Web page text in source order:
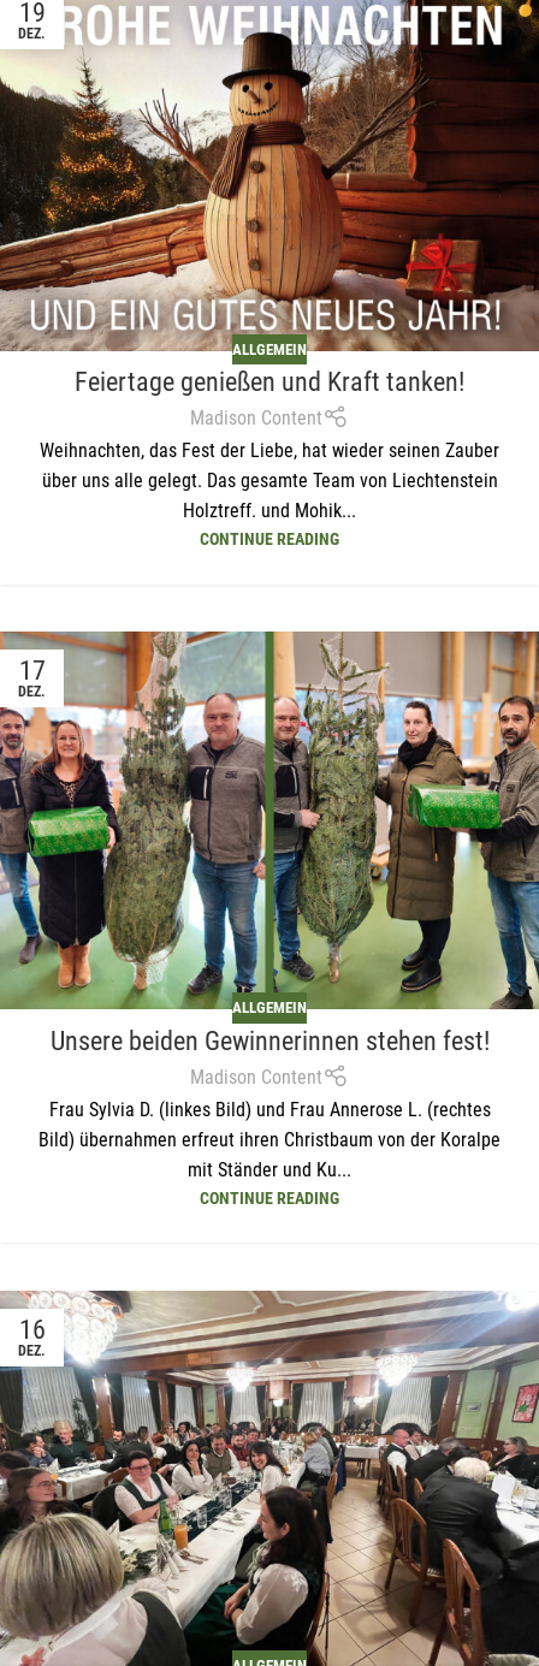
19
DEZ.
ALLGEMEIN
Feiertage genießen und Kraft tanken!
Madison Content
Weihnachten, das Fest der Liebe, hat wieder seinen Zauber
über uns alle gelegt. Das gesamte Team von Liechtenstein
Holztreff. und Mohik...
CONTINUE READING
17
DEZ.
ALLGEMEIN
Unsere beiden Gewinnerinnen stehen fest!
Madison Content
Frau Sylvia D. (linkes Bild) und Frau Annerose L. (rechtes
Bild) übernahmen erfreut ihren Christbaum von der Koralpe
mit Ständer und Ku...
CONTINUE READING
16
DEZ.